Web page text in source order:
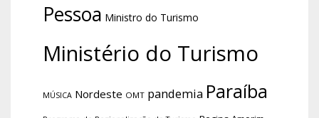
Pessoa Ministro do Turismo
Ministério do Turismo
MÚSICA Nordeste OMT pandemia Paraíba